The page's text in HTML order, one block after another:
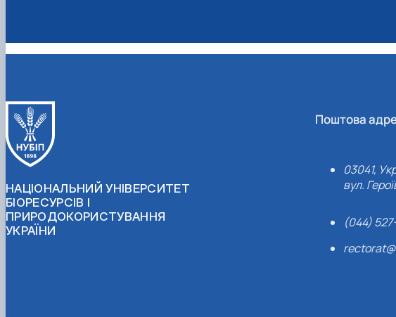
НАЦІОНАЛЬНИЙ УНІВЕРСИТЕТ
БІОРЕСУРСІВ І
ПРИРОДОКОРИСТУВАННЯ
УКРАЇНИ
Поштова
03041,
вул.
(044)